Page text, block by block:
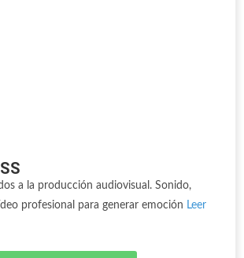
a la producción audiovisual. Sonido,
profesional para generar emoción Leer